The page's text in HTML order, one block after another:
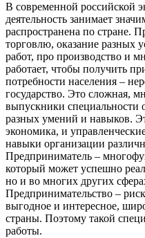
В современной российской
деятельность занимает
распространена по стране.
торговлю, оказание разных
работ, про производство и
работает, чтобы получить
потребности населения –
государство. Это сложная,
выпускники специальности
разных умений и навыков.
экономика, и
навыки организации
Предприниматель –
который может успешно
но и во многих других
Предпринимательство –
выгодное и интересное,
страны. Поэтому такой
работы.